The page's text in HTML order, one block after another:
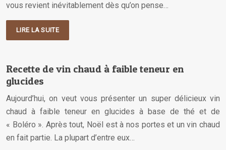
vous revient inévitablement dès qu’on pense…
LIRE LA SUITE
Recette de vin chaud à faible teneur en
glucides
Aujourd’hui, on veut vous présenter un super délicieux vin
chaud à faible teneur en glucides à base de thé et de
« Boléro ». Après tout, Noël est à nos portes et un vin chaud
en fait partie. La plupart d’entre eux…